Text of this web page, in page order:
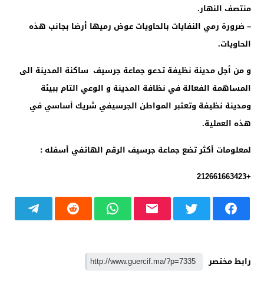
منتصف النهار.
– ضرورة رمي النفايات بالحاويات عوض رميها أرضا بجانب هذه
الحاويات.
و من أجل مدينة نظيفة تدعو جماعة جرسيف ساكنة المدينة الى
المساهمة الفعالة في نظافة المدينة و الوعي التام ببيئة
ومدينة نظيفة وتعتبر المواطن الجرسيفي شريك أساسي في
هذه العملية.
لمعلومات أكثر تضع جماعة جرسيف الرقم الهاتفي أسفله :
+212661663423
رابط مختصر